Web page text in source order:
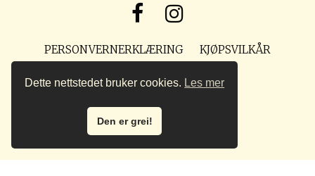
PERSONVERNERKLÆRING KJØPSVILKÅR
POST@PREPPMAGASIN.NO
Dette nettstedet bruker cookies. Les mer
Den er grei!